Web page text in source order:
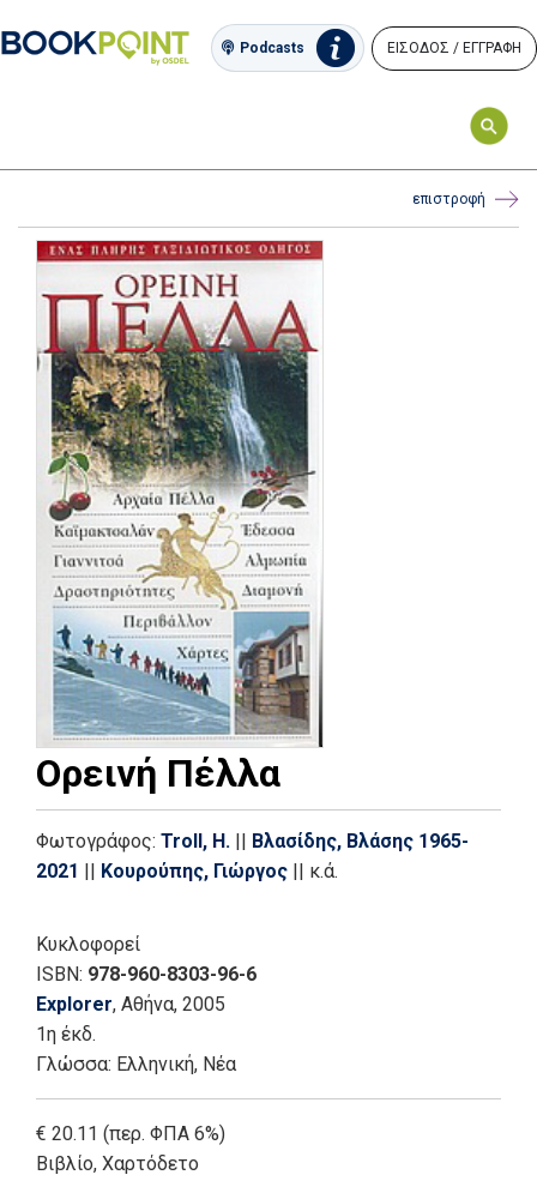
Podcasts ΕΙΣΟΔΟΣ / ΕΓΓΡΑΦΗ
επιστροφή
Ορεινή Πέλλα
Φωτογράφος: Troll, H.
Βλασίδης, Βλάσης 1965-
2021
Κουρούπης, Γιώργος κ.ά.
Κυκλοφορεί
ISBN: 978-960-8303-96-6
Explorer, Αθήνα, 2005
1η έκδ.
Γλώσσα: Ελληνική, Νέα
€ 20.11 (περ. ΦΠΑ 6%)
Βιβλίο, Χαρτόδετο